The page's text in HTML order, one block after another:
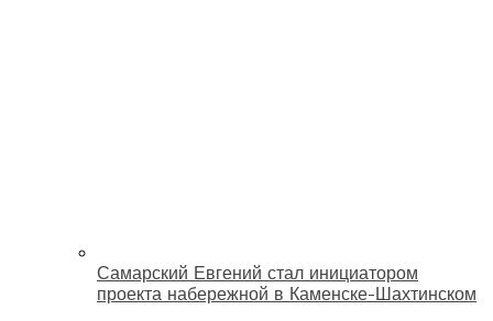
Самарский Евгений стал инициатором
проекта набережной в Каменске-Шахтинском